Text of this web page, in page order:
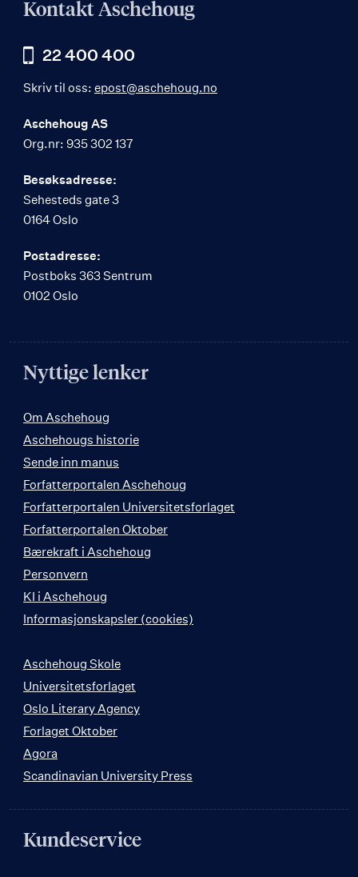
Kontakt Aschehoug
22 400 400
Skriv til oss: epost@aschehoug.no
Aschehoug AS
Org.nr: 935 302 137
Besøksadresse:
Sehesteds gate 3
0164 Oslo
Postadresse:
Postboks 363 Sentrum
0102 Oslo
Nyttige lenker
Om Aschehoug
Aschehougs historie
Sende inn manus
Forfatterportalen Aschehoug
Forfatterportalen Universitetsforlaget
Forfatterportalen Oktober
Bærekraft i Aschehoug
Personvern
KI i Aschehoug
Informasjonskapsler (cookies)
Aschehoug Skole
Universitetsforlaget
Oslo Literary Agency
Forlaget Oktober
Agora
Scandinavian University Press
Kundeservice